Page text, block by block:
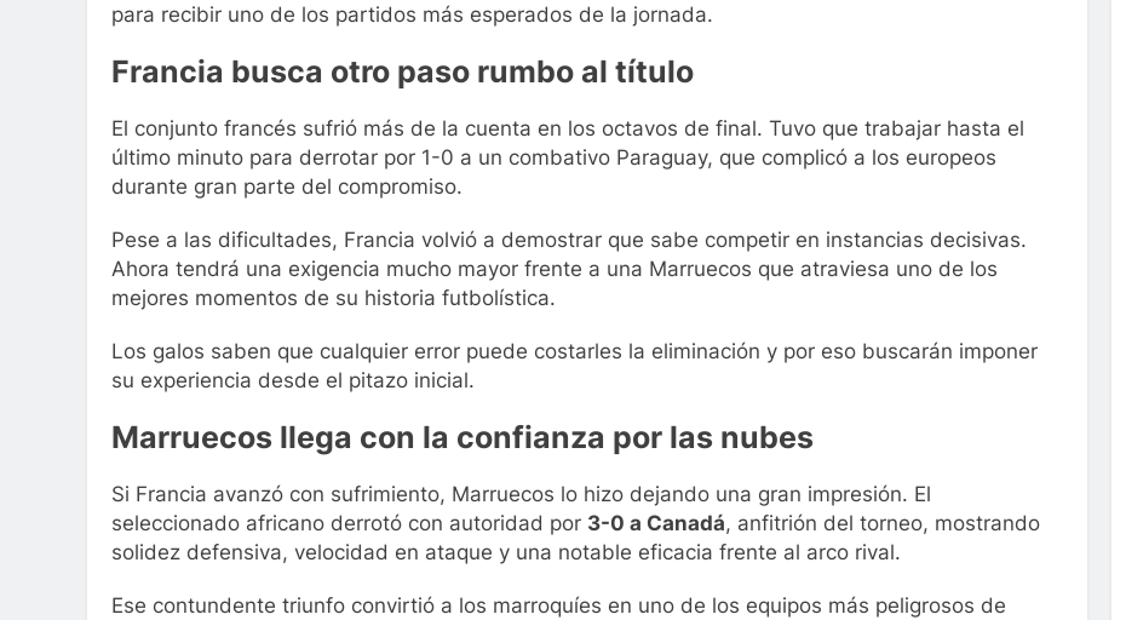
para recibir uno de los partidos más esperados de la jornada.
Francia busca otro paso rumbo al título
El conjunto francés sufrió más de la cuenta en los octavos de final. Tuvo que trabajar hasta el
último minuto para derrotar por 1-0 a un combativo Paraguay, que complicó a los europeos
durante gran parte del compromiso.
Pese a las dificultades, Francia volvió a demostrar que sabe competir en instancias decisivas.
Ahora tendrá una exigencia mucho mayor frente a una Marruecos que atraviesa uno de los
mejores momentos de su historia futbolística.
Los galos saben que cualquier error puede costarles la eliminación y por eso buscarán imponer
su experiencia desde el pitazo inicial.
Marruecos llega con la confianza por las nubes
Si Francia avanzó con sufrimiento, Marruecos lo hizo dejando una gran impresión. El
seleccionado africano derrotó con autoridad por 3-0 a Canadá, anfitrión del torneo, mostrando
solidez defensiva, velocidad en ataque y una notable eficacia frente al arco rival.
Ese contundente triunfo convirtió a los marroquíes en uno de los equipos más peligrosos de